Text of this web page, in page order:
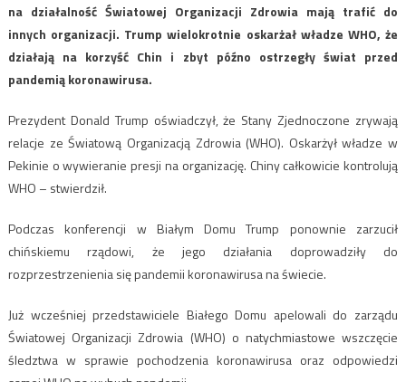
na działalność Światowej Organizacji Zdrowia mają trafić do
innych organizacji. Trump wielokrotnie oskarżał władze WHO, że
działają na korzyść Chin i zbyt późno ostrzegły świat przed
pandemią koronawirusa.
Prezydent Donald Trump oświadczył, że Stany Zjednoczone zrywają
relacje ze Światową Organizacją Zdrowia (WHO). Oskarżył władze w
Pekinie o wywieranie presji na organizację. Chiny całkowicie kontrolują
WHO – stwierdził.
Podczas konferencji w Białym Domu Trump ponownie zarzucił
chińskiemu rządowi, że jego działania doprowadziły do
rozprzestrzenienia się pandemii koronawirusa na świecie.
Już wcześniej przedstawiciele Białego Domu apelowali do zarządu
Światowej Organizacji Zdrowia (WHO) o natychmiastowe wszczęcie
śledztwa w sprawie pochodzenia koronawirusa oraz odpowiedzi